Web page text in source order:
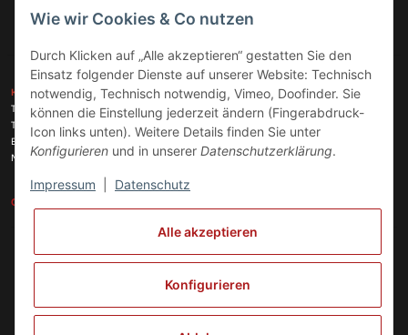
Abonnieren
KONTAKT
Telefon:+49 (0)6074 816 08 0
Telefax:
+49 (0)6074 215 08 60
E-Mail:
info@meinhausgeraetedoc.de
Max Planck Str. 6 c, 63322 Rödermark
GESETZLICHE INFORMATIONEN
ZAHLUNGSARTEN
VERSANDARTEN
Vertrag widerrufen
Wie wir Cookies & Co nutzen
Durch Klicken auf „Alle akzeptieren“ gestatten Sie den
Einsatz folgender Dienste auf unserer Website: Technisch
notwendig, Technisch notwendig, Vimeo, Doofinder. Sie
können die Einstellung jederzeit ändern (Fingerabdruck-
Icon links unten). Weitere Details finden Sie unter
Konfigurieren und in unserer Datenschutzerklärung.
Impressum Datenschutz
Alle akzeptieren
Konfigurieren